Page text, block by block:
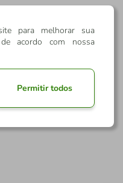
para melhorar sua
acordo com nossa
Permitir todos